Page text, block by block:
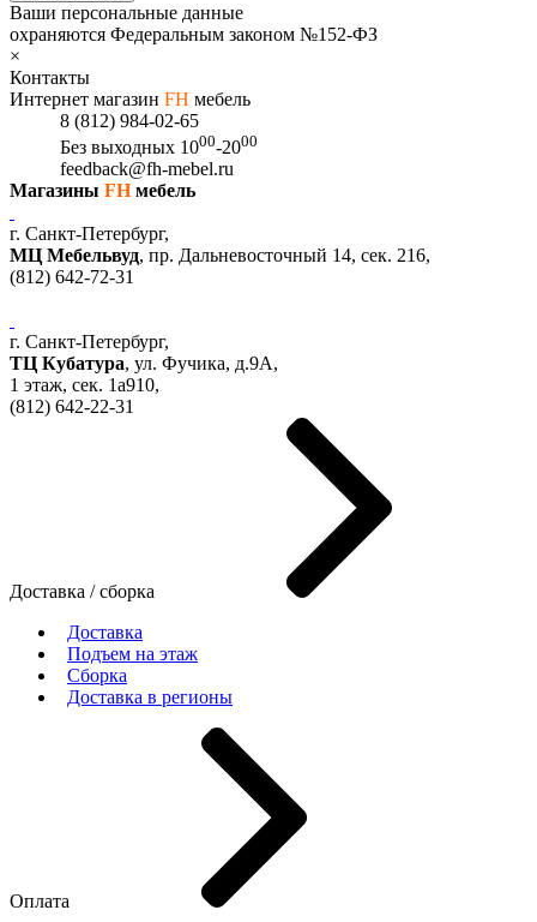
Ваши персональные данные
охраняются Федеральным законом №152-ФЗ
×
Контакты
Интернет магазин FH мебель
8 (812) 984-02-65
Без выходных 1000-2000
feedback@fh-mebel.ru
Магазины FHмебель
г. Санкт-Петербург,
МЦ Мебельвуд, пр. Дальневосточный 14, сек. 216,
(812) 642-72-31
г. Санкт-Петербург,
ТЦ Кубатура, ул. Фучика, д.9А,
1 этаж, сек. 1a910,
(812) 642-22-31
Доставка / сборка
Доставка
Подъем на этаж
Сборка
Доставка в регионы
Оплата